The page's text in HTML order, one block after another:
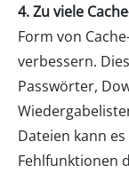
4. Zu viele
Form von
verbessern.
Passwörter,
Dateien kann
Fehlfunktionen